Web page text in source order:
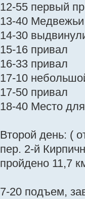
12-55 первый
13-40 Медвежьи
14-30
15-16 привал
16-33 привал
17-10
17-50 привал
18-40 Место
Второй день: (
пер. 2-й
пройдено 11,7
7-20 подъем,